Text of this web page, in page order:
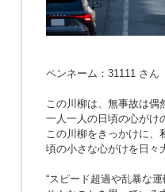
ペンネーム：31111 さ
この川柳は、無事故は偶
一人一人の日頃の心がけ
この川柳をきっかけに、
頃の小さな心がけを日々
“スピード超過や乱暴な